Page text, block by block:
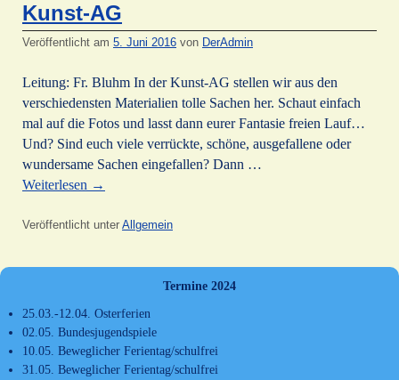
Kunst-AG
Veröffentlicht am 5. Juni 2016 von DerAdmin
Leitung: Fr. Bluhm In der Kunst-AG stellen wir aus den
verschiedensten Materialien tolle Sachen her. Schaut einfach
mal auf die Fotos und lasst dann eurer Fantasie freien Lauf…
Und? Sind euch viele verrückte, schöne, ausgefallene oder
wundersame Sachen eingefallen? Dann …
Weiterlesen →
Veröffentlicht unter Allgemein
Termine 2024
25.03.-12.04. Osterferien
02.05. Bundesjugendspiele
10.05. Beweglicher Ferientag/schulfrei
31.05. Beweglicher Ferientag/schulfrei